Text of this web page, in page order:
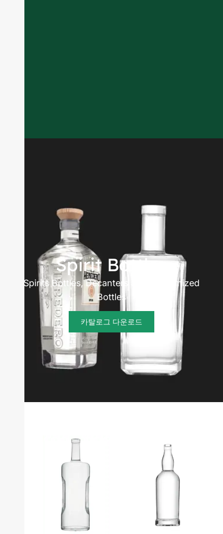
Spirits bottles
manufacturer
Spirit Bottles
Spirits Bottles, Decanters and Customized
Bottles
카탈로그 다운로드